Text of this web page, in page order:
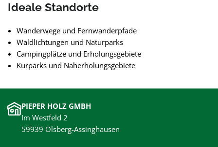
Ideale Standorte
Wanderwege und Fernwanderpfade
Waldlichtungen und Naturparks
Campingplätze und Erholungsgebiete
Kurparks und Naherholungsgebiete
PIEPER HOLZ GMBH
Im Westfeld 2
59939 Olsberg-Assinghausen